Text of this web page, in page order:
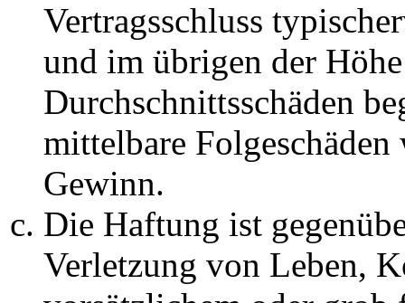
Vertragsschluss
und im übrigen der
Durchschnittsschäden
mittelbare Folgeschäden
Gewinn.
Die Haftung ist
Verletzung von Leben,